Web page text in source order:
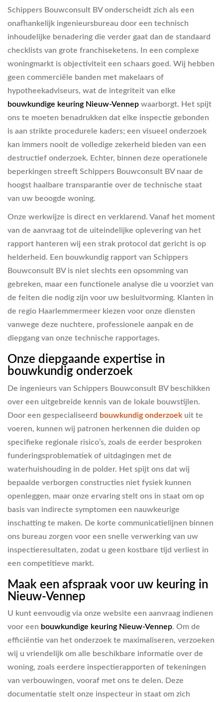
Schippers Bouwconsult BV onderscheidt zich als een
onafhankelijk ingenieursbureau door een technisch
inhoudelijke benadering die verder gaat dan de standaard
checklists van grote franchiseketens. In een complexe
woningmarkt is objectiviteit een schaars goed. Wij hebben
geen commerciële banden met makelaars of
hypotheekadviseurs, wat de integriteit van elke
bouwkundige keuring Nieuw-Vennep waarborgt. Het spijt
ons te moeten benadrukken dat elke inspectie gebonden
is aan strikte procedurele kaders; een visueel onderzoek
kan immers nooit de volledige zekerheid bieden van een
destructief onderzoek. Echter, binnen deze operationele
beperkingen streeft Schippers Bouwconsult BV naar de
hoogst haalbare transparantie over de technische staat
van uw beoogde woning.
Onze werkwijze is direct en verklarend. Vanaf het moment
van de aanvraag tot de uiteindelijke oplevering van het
rapport hanteren wij een strak protocol dat gericht is op
helderheid. Een bouwkundig rapport van Schippers
Bouwconsult BV is niet slechts een opsomming van
gebreken, maar een functionele analyse die u voorziet van
de feiten die nodig zijn voor uw besluitvorming. Klanten in
de regio Haarlemmermeer kiezen voor onze diensten
vanwege deze nuchtere, professionele aanpak en de
diepgang van onze technische rapportages.
Onze diepgaande expertise in
bouwkundig onderzoek
De ingenieurs van Schippers Bouwconsult BV beschikken
over een uitgebreide kennis van de lokale bouwstijlen.
Door een gespecialiseerd bouwkundig onderzoek uit te
voeren, kunnen wij patronen herkennen die duiden op
specifieke regionale risico’s, zoals de eerder besproken
funderingsproblematiek of uitdagingen met de
waterhuishouding in de polder. Het spijt ons dat wij
bepaalde verborgen constructies niet fysiek kunnen
openleggen, maar onze ervaring stelt ons in staat om op
basis van indirecte symptomen een nauwkeurige
inschatting te maken. De korte communicatielijnen binnen
ons bureau zorgen voor een snelle verwerking van uw
inspectieresultaten, zodat u geen kostbare tijd verliest in
een competitieve markt.
Maak een afspraak voor uw keuring in
Nieuw-Vennep
U kunt eenvoudig via onze website een aanvraag indienen
voor een bouwkundige keuring Nieuw-Vennep. Om de
efficiëntie van het onderzoek te maximaliseren, verzoeken
wij u vriendelijk om alle beschikbare informatie over de
woning, zoals eerdere inspectierapporten of tekeningen
van verbouwingen, vooraf met ons te delen. Deze
documentatie stelt onze inspecteur in staat om zich